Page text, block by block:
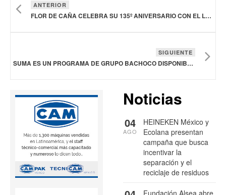
ANTERIOR
FLOR DE CAÑA CELEBRA SU 135º ANIVERSARIO CON EL LANZAMIENTO DE UN RON DE ULTRA LUJO
SIGUIENTE
SUMA ES UN PROGRAMA DE GRUPO BACHOCO DISPONIBLE DURANTE EMERGENCIAS EN MÉXICO
Noticias
HEINEKEN México y
Ecolana presentan
campaña que busca
incentivar la
separación y el
reciclaje de residuos
04
AGO
Fundación Alsea abre